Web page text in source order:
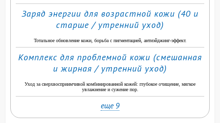
Заряд энергии для возрастной кожи (40 и
старше / утренний уход)
Тотальное обновление кожи, борьба с пигментацией, антиэйджинг-эффект.
Комплекс для проблемной кожи (смешанная
и жирная / утренний уход)
Уход за сверхвосприимчивой комбинированной кожей: глубокое очищение, мягкое
увлажнение и сужение пор.
еще 9